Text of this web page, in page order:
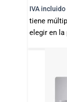
IVA incluido
tiene
elegir en la